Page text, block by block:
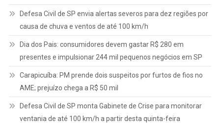
Defesa Civil de SP envia alertas severos para dez regiões por
causa de chuva e ventos de até 100 km/h
Dia dos Pais: consumidores devem gastar R$ 280 em
presentes e impulsionar 244 mil pequenos negócios em SP
Carapicuíba: PM prende dois suspeitos por furtos de fios no
AME; prejuízo chega a R$ 50 mil
Defesa Civil de SP monta Gabinete de Crise para monitorar
ventania de até 100 km/h a partir desta quinta-feira